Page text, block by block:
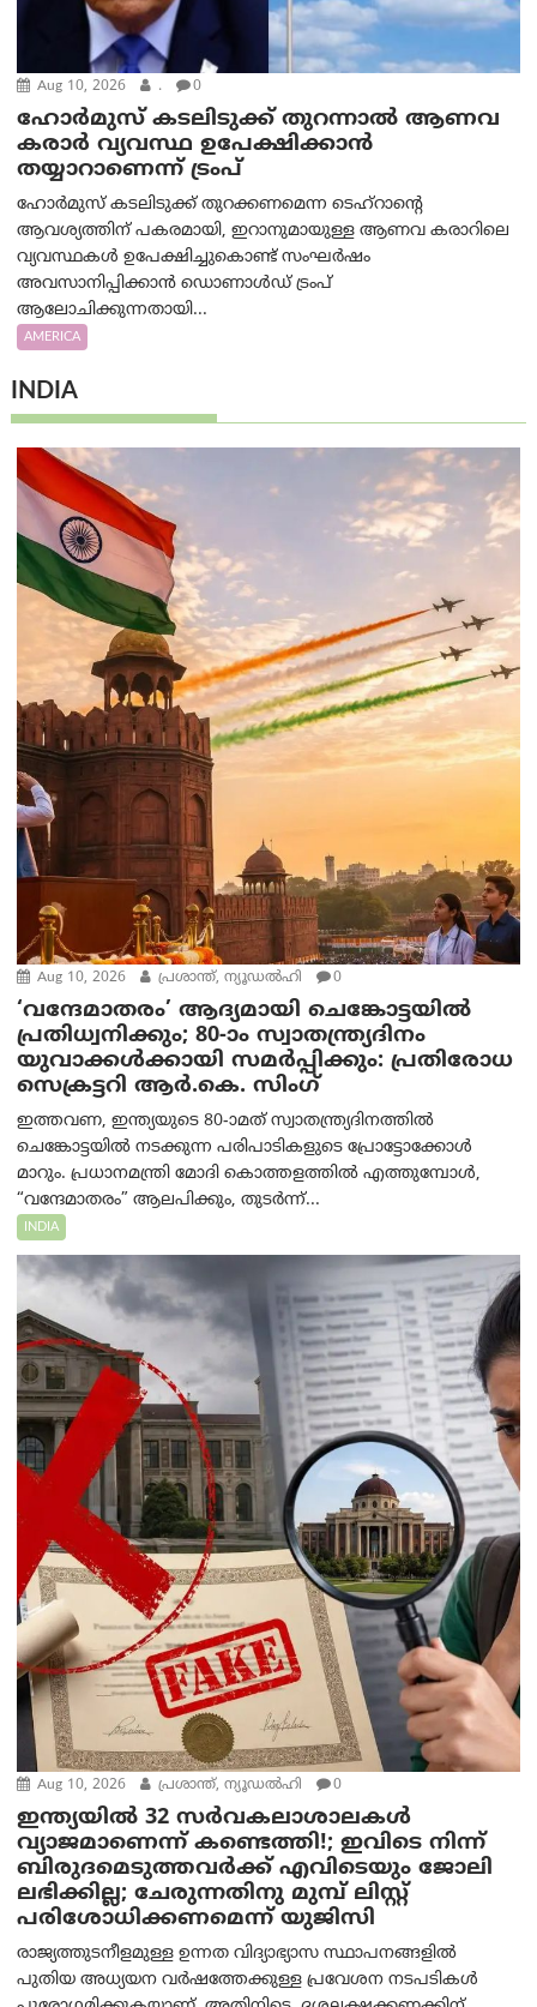
Aug 10, 2026 . 0
ഹോർമുസ് കടലിടുക്ക് തുറന്നാൽ ആണവ
കരാർ വ്യവസ്ഥ ഉപേക്ഷിക്കാൻ
തയ്യാറാണെന്ന് ട്രം‌പ്
ഹോർമുസ് കടലിടുക്ക് തുറക്കണമെന്ന ടെഹ്‌റാന്റെ
ആവശ്യത്തിന് പകരമായി, ഇറാനുമായുള്ള ആണവ കരാറിലെ
വ്യവസ്ഥകൾ ഉപേക്ഷിച്ചുകൊണ്ട് സംഘർഷം
അവസാനിപ്പിക്കാൻ ഡൊണാൾഡ് ട്രംപ്
ആലോചിക്കുന്നതായി...
AMERICA
INDIA
Aug 10, 2026 പ്രശാന്ത്, ന്യൂഡല്‍ഹി 0
‘വന്ദേമാതരം’ ആദ്യമായി ചെങ്കോട്ടയിൽ
പ്രതിധ്വനിക്കും; 80-ാം സ്വാതന്ത്ര്യദിനം
യുവാക്കൾക്കായി സമർപ്പിക്കും: പ്രതിരോധ
സെക്രട്ടറി ആർ.കെ. സിംഗ്
ഇത്തവണ, ഇന്ത്യയുടെ 80-ാമത് സ്വാതന്ത്ര്യദിനത്തിൽ
ചെങ്കോട്ടയിൽ നടക്കുന്ന പരിപാടികളുടെ പ്രോട്ടോക്കോൾ
മാറും. പ്രധാനമന്ത്രി മോദി കൊത്തളത്തിൽ എത്തുമ്പോൾ,
“വന്ദേമാതരം” ആലപിക്കും, തുടർന്ന്...
INDIA
Aug 10, 2026 പ്രശാന്ത്, ന്യൂഡല്‍ഹി 0
ഇന്ത്യയില്‍ 32 സർവകലാശാലകൾ
വ്യാജമാണെന്ന് കണ്ടെത്തി!; ഇവിടെ നിന്ന്
ബിരുദമെടുത്തവര്‍ക്ക് എവിടെയും ജോലി
ലഭിക്കില്ല; ചേരുന്നതിനു മുമ്പ് ലിസ്റ്റ്
പരിശോധിക്കണമെന്ന് യുജിസി
രാജ്യത്തുടനീളമുള്ള ഉന്നത വിദ്യാഭ്യാസ സ്ഥാപനങ്ങളിൽ
പുതിയ അധ്യയന വർഷത്തേക്കുള്ള പ്രവേശന നടപടികൾ